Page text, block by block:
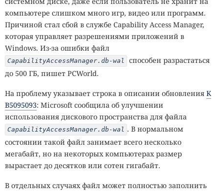
компьютере слишком много игр, видео или программ.
Причиной стал сбой в службе Capability Access Manager,
которая управляет разрешениями приложений в
Windows. Из-за ошибки файл
CapabilityAccessManager.db-wal
способен разрастаться
до 500 ГБ, пишет PCWorld.
На проблему указывает строка в описании обновления K
B5095093: Microsoft сообщила об улучшении
использования дискового пространства для файла
CapabilityAccessManager.db-wal . В нормальном
состоянии такой файл занимает всего несколько
мегабайт, но на некоторых компьютерах размер
вырастает до десятков или сотен гигабайт.
В отдельных случаях файл может полностью заполнить